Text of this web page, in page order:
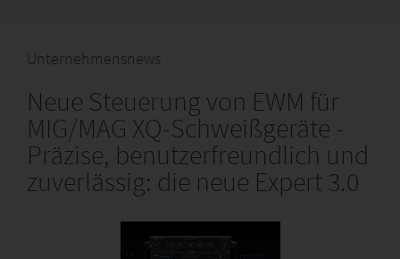
Unternehmensnews
Neue Steuerung von EWM für
MIG/MAG XQ-Schweißgeräte -
Präzise, benutzerfreundlich und
zuverlässig: die neue Expert 3.0